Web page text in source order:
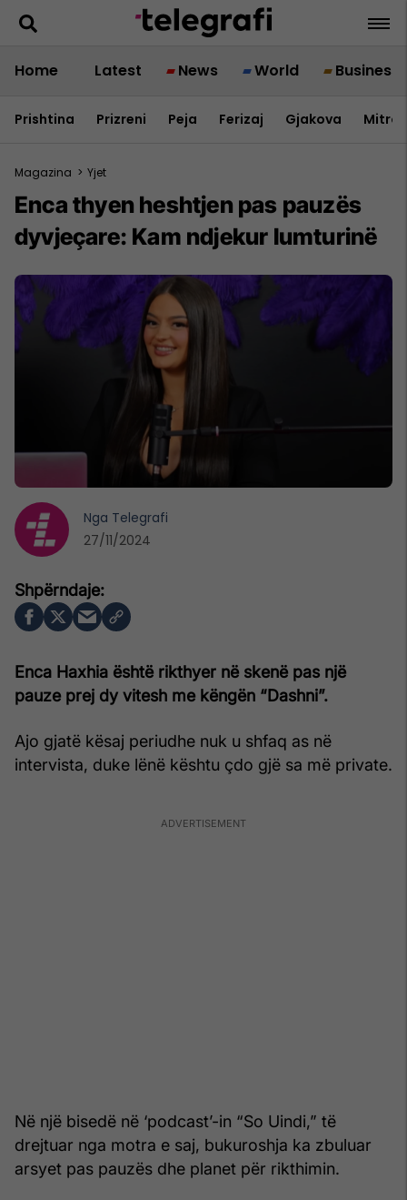
Home Latest News World Business
Prishtina Prizreni Peja Ferizaj Gjakova
Magazina > Yjet
Enca thyen heshtjen pas pauzës
dyvjeçare: Kam ndjekur lumturinë
Enca Haxhia është rikthyer në skenë pas një
pauze prej dy vitesh me këngën “Dashni”.
Ajo gjatë kësaj periudhe nuk u shfaq as në
intervista, duke lënë kështu çdo gjë sa më private.
Në një bisedë në ‘podcast’-in “So Uindi,” të
drejtuar nga motra e saj, bukuroshja ka zbuluar
arsyet pas pauzës dhe planet për rikthimin.
Nga Telegrafi
27/11/2024